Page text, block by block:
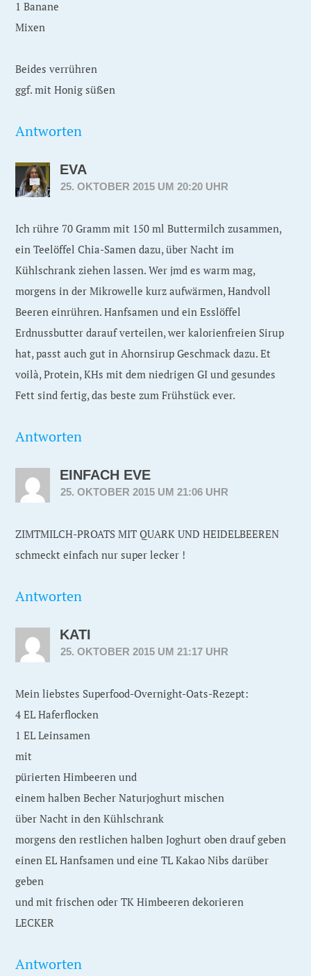
1 Banane
Mixen
Beides verrühren
ggf. mit Honig süßen
Antworten
EVA
25. OKTOBER 2015 UM 20:20 UHR
Ich rühre 70 Gramm mit 150 ml Buttermilch zusammen,
ein Teelöffel Chia-Samen dazu, über Nacht im
Kühlschrank ziehen lassen. Wer jmd es warm mag,
morgens in der Mikrowelle kurz aufwärmen, Handvoll
Beeren einrühren. Hanfsamen und ein Esslöffel
Erdnussbutter darauf verteilen, wer kalorienfreien Sirup
hat, passt auch gut in Ahornsirup Geschmack dazu. Et
voilà, Protein, KHs mit dem niedrigen GI und gesundes
Fett sind fertig, das beste zum Frühstück ever.
Antworten
EINFACH EVE
25. OKTOBER 2015 UM 21:06 UHR
ZIMTMILCH-PROATS MIT QUARK UND HEIDELBEEREN
schmeckt einfach nur super lecker !
Antworten
KATI
25. OKTOBER 2015 UM 21:17 UHR
Mein liebstes Superfood-Overnight-Oats-Rezept:
4 EL Haferflocken
1 EL Leinsamen
mit
pürierten Himbeeren und
einem halben Becher Naturjoghurt mischen
über Nacht in den Kühlschrank
morgens den restlichen halben Joghurt oben drauf geben
einen EL Hanfsamen und eine TL Kakao Nibs darüber
geben
und mit frischen oder TK Himbeeren dekorieren
LECKER
Antworten